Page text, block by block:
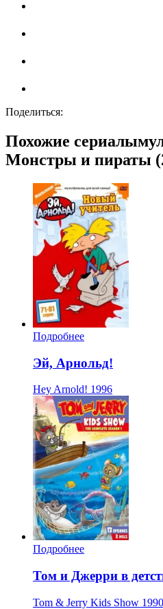
Поделиться:
Похожие
Монстры и пираты
Подробнее
Эй, Арнольд!
Hey Arnold! 1996
Подробнее
Том и Джерри в
Tom & Jerry Kids Show 1990